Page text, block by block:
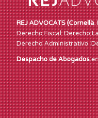
REJ ADVOCATS
Derecho Fiscal. Derecho
Derecho Administrativo.
Despacho de Abogados